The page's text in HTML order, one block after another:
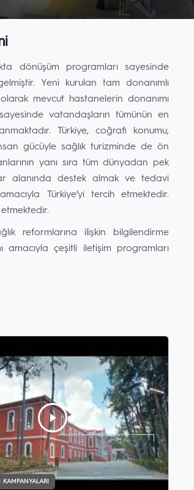
dönüşüm programları sayesinde
Yeni kurulan tam donanımlı
mevcut hastanelerin donanımı
vatandaşların tümünün en
Türkiye, coğrafi konumu,
gücüyle sağlık turizminde de ön
yanı sıra tüm dünyadan pek
alanında destek almak ve tedavi
Türkiye’yi tercih etmektedir.
reformlarına ilişkin bilgilendirme
amacıyla çeşitli iletişim programları
KAMPANYALARI